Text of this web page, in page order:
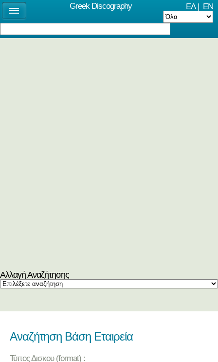
ΕΛ| EN
Αλλαγή Αναζήτησης
Αναζήτηση Βάση Εταιρεία
Τύπος Δισκου (format) :
Greek Discography